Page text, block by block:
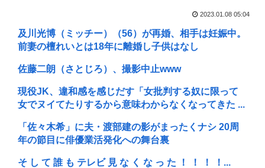
2023.01.08 05:04
及川光博（ミッチー）（56）が再婚、相手は妊娠中。
前妻の檀れいとは18年に離婚し子供はなし
佐藤二朗（さとじろ）、撮影中止www
現役JK、違和感を感じだす「女批判する奴に限って
女でヌイてたりするから意味わからなくなってきた ...
「佐々木希」に夫・渡部建の影がまったくナシ 20周
年の節目に俳優業活発化への舞台裏
そ し て 誰 も テレビ 見 な く な っ た ！ ！ ！ ！...